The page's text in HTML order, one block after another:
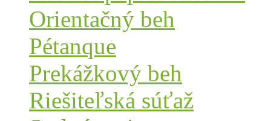
Orientačný beh
Pétanque
Prekážkový beh
Riešiteľská súťaž